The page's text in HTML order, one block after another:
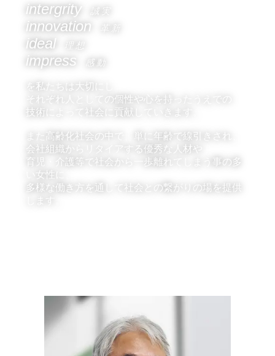
intergrity 誠 実
innovation 革 新
ideal 理 想
impress 感 動
を私たちは大切にし
それぞれ人としての個性や心を持ったうえでの
技術によって社会に貢献していきます。
また高齢化社会の中で、単に年齢で線引きされ、
会社組織からリタイアする優秀な人材や
育児・介護等で社会から一歩離れてしまう事の多
い女性に、
多様な働き方を通して社会との繋がりの場を提供
します。